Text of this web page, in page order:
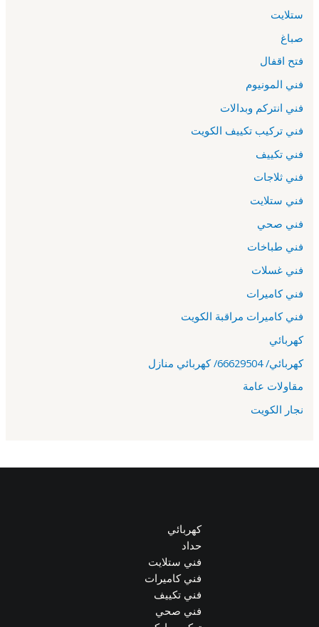
ستلايت
صباغ
فتح اقفال
فني المونيوم
فني انتركم وبدالات
فني تركيب تكييف الكويت
فني تكييف
فني ثلاجات
فني ستلايت
فني صحي
فني طباخات
فني غسلات
فني كاميرات
فني كاميرات مراقبة الكويت
كهربائي
كهربائي/ 66629504/ كهربائي منازل
مقاولات عامة
نجار الكويت
كهربائي
حداد
فني ستلايت
فني كاميرات
فني تكييف
فني صحي